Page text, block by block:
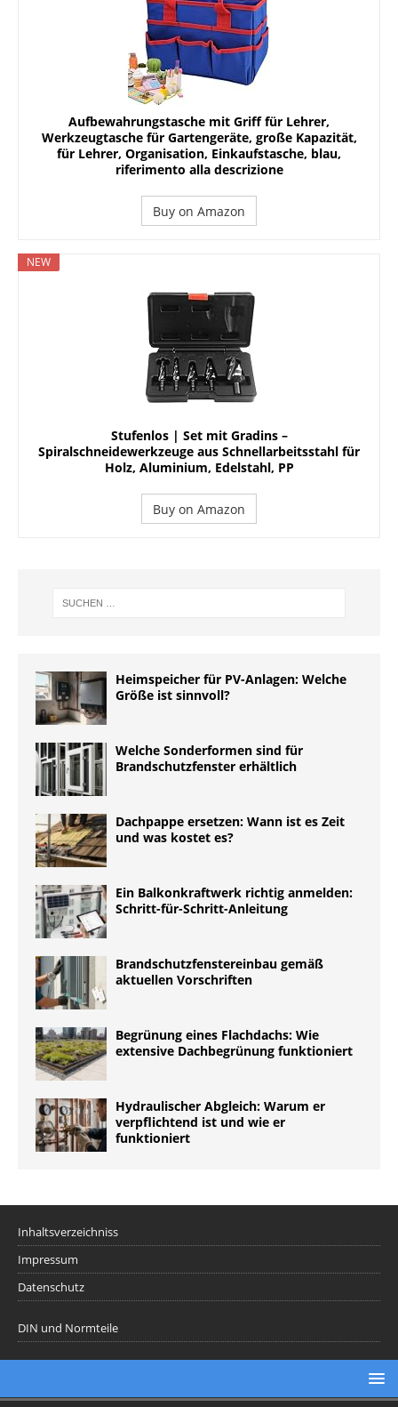
Aufbewahrungstasche mit Griff für Lehrer,
Werkzeugtasche für Gartengeräte, große Kapazität,
für Lehrer, Organisation, Einkaufstasche, blau,
riferimento alla descrizione
Buy on Amazon
NEW
Stufenlos | Set mit Gradins –
Spiralschneidewerkzeuge aus Schnellarbeitsstahl für
Holz, Aluminium, Edelstahl, PP
Buy on Amazon
Heimspeicher für PV-Anlagen: Welche
Größe ist sinnvoll?
Welche Sonderformen sind für
Brandschutzfenster erhältlich
Dachpappe ersetzen: Wann ist es Zeit
und was kostet es?
Ein Balkonkraftwerk richtig anmelden:
Schritt-für-Schritt-Anleitung
Brandschutzfenstereinbau gemäß
aktuellen Vorschriften
Begrünung eines Flachdachs: Wie
extensive Dachbegrünung funktioniert
Hydraulischer Abgleich: Warum er
verpflichtend ist und wie er
funktioniert
Inhaltsverzeichniss
Impressum
Datenschutz
DIN und Normteile